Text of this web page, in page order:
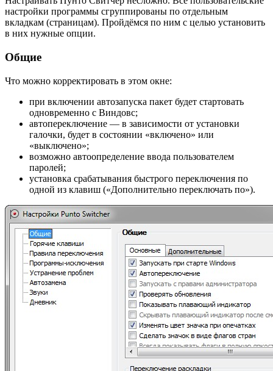
настройки программы сгруппированы по отдельным
вкладкам (страницам). Пройдёмся по ним с целью установить
в них нужные опции.
Общие
Что можно корректировать в этом окне:
при включении автозапуска пакет будет стартовать
одновременно с Виндовс;
автопереключение — в зависимости от установки
галочки, будет в состоянии «включено» или
«выключено»;
возможно автоопределение ввода пользователем
паролей;
установка срабатывания быстрого переключения по
одной из клавиш («Дополнительно переключать по»).